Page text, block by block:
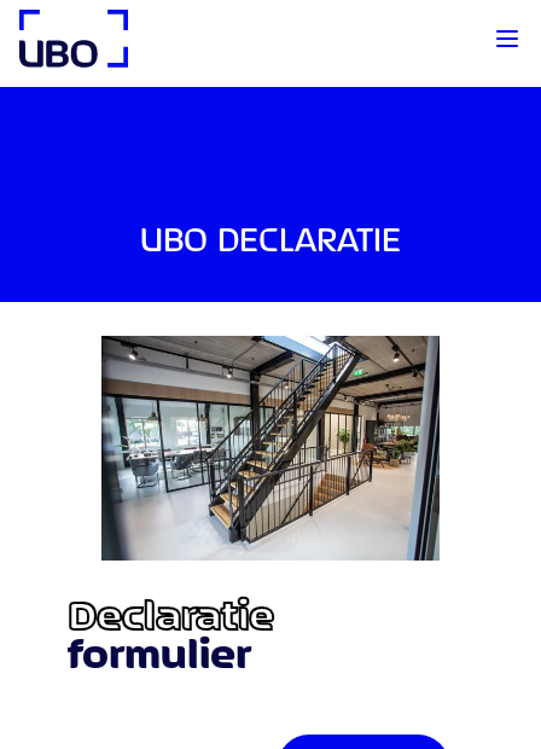
UBO Agency
UBO DECLARATIE
Declaratie
formulier